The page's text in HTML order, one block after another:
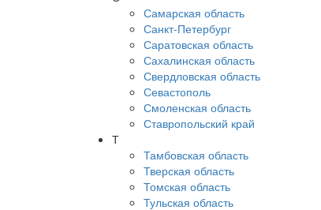
Самарская область
Санкт-Петербург
Саратовская область
Сахалинская область
Свердловская область
Севастополь
Смоленская область
Ставропольский край
Т
Тамбовская область
Тверская область
Томская область
Тульская область